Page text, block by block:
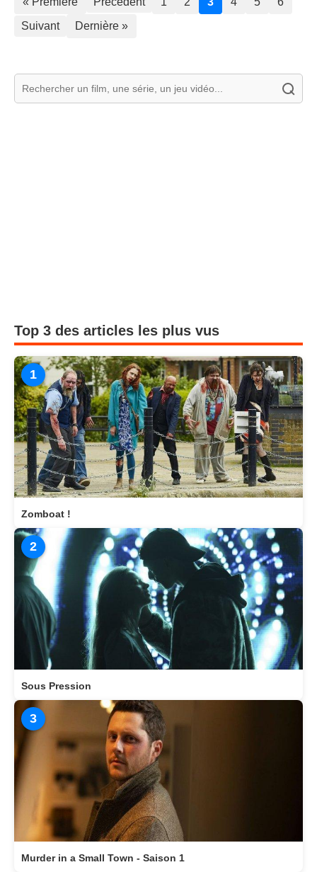
Suivant
Dernière »
Top 3 des articles les plus vus
1
Zomboat !
2
Sous Pression
3
Murder in a Small Town - Saison 1